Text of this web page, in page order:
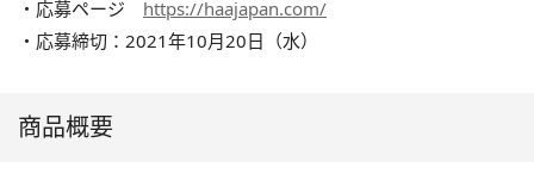
・応募ページ https://haajapan.com/
・応募締切：2021年10月20日（水）
商品概要